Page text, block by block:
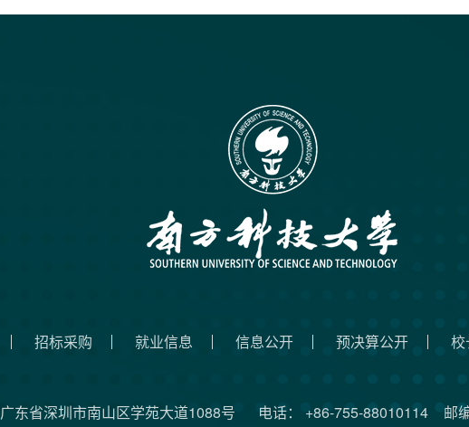
招标采购 就业信息 信息公开 预决算公开 校
广东省深圳市南山区学苑大道1088号 电话： +86-755-88010114 邮